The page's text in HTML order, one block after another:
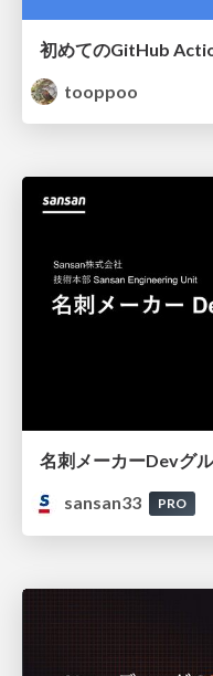
初めてのGitHub
tooppoo
名刺メーカーDevグ
sansan33
PRO